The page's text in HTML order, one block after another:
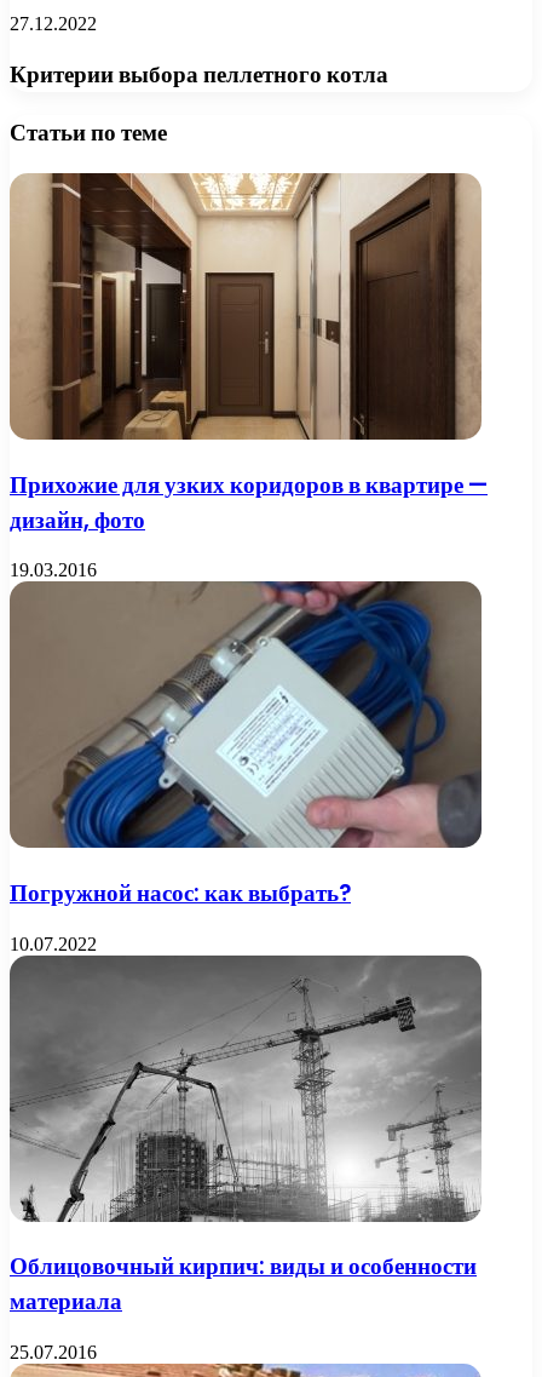
27.12.2022
Критерии выбора пеллетного котла
Статьи по теме
Прихожие для узких коридоров в квартире —
дизайн, фото
19.03.2016
Погружной насос: как выбрать?
10.07.2022
Облицовочный кирпич: виды и особенности
материала
25.07.2016